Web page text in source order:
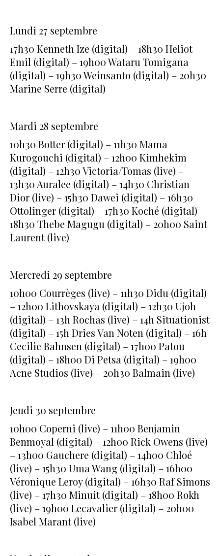
Lundi 27 septembre
17h30 Kenneth Ize (digital) – 18h30 Heliot
Emil (digital) – 19h00 Wataru Tomigana
(digital) – 19h30 Weinsanto (digital) – 20h30
Marine Serre (digital)
Mardi 28 septembre
10h30 Botter (digital) – 11h30 Mama
Kurogouchi (digital) – 12h00 Kimhekim
(digital) – 12h30 Victoria/Tomas (live) –
13h30 Auralee (digital) – 14h30 Christian
Dior (live) – 15h30 Dawei (digital) – 16h30
Ottolinger (digital) – 17h30 Koché (digital) –
18h30 Thebe Magugu (digital) – 20h00 Saint
Laurent (live)
Mercredi 29 septembre
10h00 Courrèges (live) – 11h30 Didu (digital)
– 12h00 Lithovskaya (digital) – 12h30 Ujoh
(digital) – 13h Rochas (live) – 14h Situationist
(digital) – 15h Dries Van Noten (digital) – 16h
Cecilie Bahnsen (digital) – 17h00 Patou
(digital) – 18h00 Di Petsa (digital) – 19h00
Acne Studios (live) – 20h30 Balmain (live)
Jeudi 30 septembre
10h00 Coperni (live) – 11h00 Benjamin
Benmoyal (digital) – 12h00 Rick Owens (live)
– 13h00 Gauchere (digital) – 14h00 Chloé
(live) – 15h30 Uma Wang (digital) – 16h00
Véronique Leroy (digital) – 16h30 Raf Simons
(live) – 17h30 Minuit (digital) – 18h00 Rokh
(live) – 19h00 Lecavalier (digital) – 20h00
Isabel Marant (live)